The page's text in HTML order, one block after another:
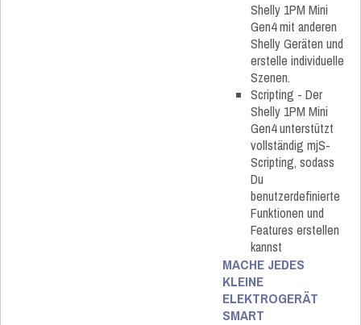
Shelly 1PM Mini
Gen4 mit anderen
Shelly Geräten und
erstelle individuelle
Szenen.
Scripting - Der
Shelly 1PM Mini
Gen4 unterstützt
vollständig mjS-
Scripting, sodass
Du
benutzerdefinierte
Funktionen und
Features erstellen
kannst
MACHE JEDES
KLEINE
ELEKTROGERÄT
SMART